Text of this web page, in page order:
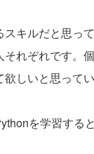
キルだと思っ
れぞれです。
しいと思ってい
を学習する